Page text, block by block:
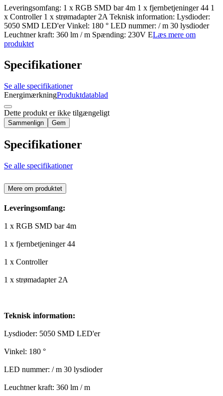
Leveringsomfang: 1 x RGB SMD bar 4m 1 x fjernbetjeninger 44 1
x Controller 1 x strømadapter 2A Teknisk information: Lysdioder:
5050 SMD LED'er Vinkel: 180 ° LED nummer: / m 30 lysdioder
Leuchtner kraft: 360 lm / m Spænding: 230V ELæs mere om
produktet
Specifikationer
Se alle specifikationer
EnergimærkningProduktdatablad
Dette produkt er ikke tilgængeligt
Sammenlign Gem
Specifikationer
Se alle specifikationer
Mere om produktet
Leveringsomfang:
1 x RGB SMD bar 4m
1 x fjernbetjeninger 44
1 x Controller
1 x strømadapter 2A
Teknisk information:
Lysdioder: 5050 SMD LED'er
Vinkel: 180 °
LED nummer: / m 30 lysdioder
Leuchtner kraft: 360 lm / m